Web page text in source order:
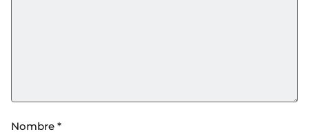
Nombre *